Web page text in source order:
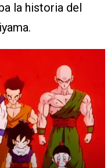
la historia del